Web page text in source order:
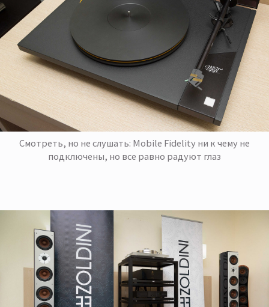
Смотреть, но не слушать: Mobile Fidelity ни к чему не
подключены, но все равно радуют глаз